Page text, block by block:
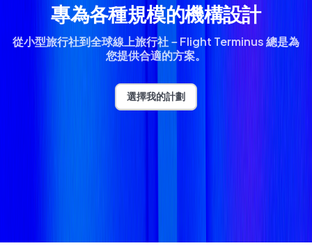
專為各種規模的機構設計
從小型旅行社到全球線上旅行社－Flight Terminus 總是為
您提供合適的方案。
選擇我的計劃